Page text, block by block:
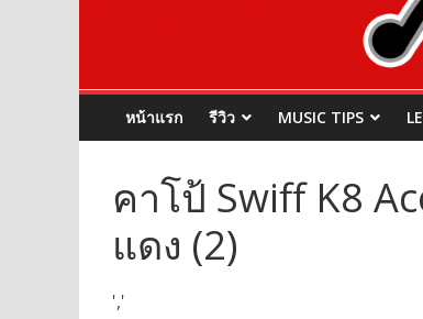
หน้าแรก รีวิว MUSIC TIPS
คาโป้ Swiff K8
แดง (2)
','